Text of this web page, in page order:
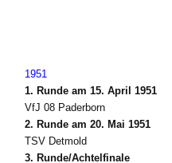
1951
1. Runde am 15. April 1951
VfJ 08 Paderborn
2. Runde am 20. Mai 1951
TSV Detmold
3. Runde/Achtelfinale